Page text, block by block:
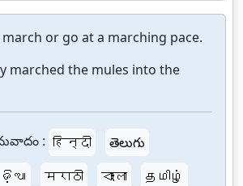
march or go at a marching pace.
marched the mules into the
: हिन्दी
తెలుగు
मराठी বাংলা
தமிழ்